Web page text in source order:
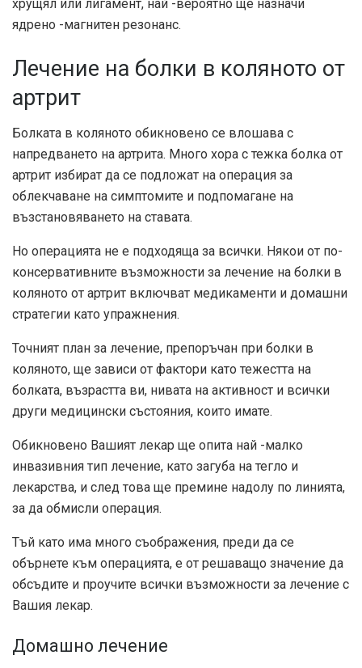
хрущял или лигамент, най -вероятно ще назначи
ядрено -магнитен резонанс.
Лечение на болки в коляното от
артрит
Болката в коляното обикновено се влошава с
напредването на артрита. Много хора с тежка болка от
артрит избират да се подложат на операция за
облекчаване на симптомите и подпомагане на
възстановяването на ставата.
Но операцията не е подходяща за всички. Някои от по-
консервативните възможности за лечение на болки в
коляното от артрит включват медикаменти и домашни
стратегии като упражнения.
Точният план за лечение, препоръчан при болки в
коляното, ще зависи от фактори като тежестта на
болката, възрастта ви, нивата на активност и всички
други медицински състояния, които имате.
Обикновено Вашият лекар ще опита най -малко
инвазивния тип лечение, като загуба на тегло и
лекарства, и след това ще премине надолу по линията,
за да обмисли операция.
Тъй като има много съображения, преди да се
обърнете към операцията, е от решаващо значение да
обсъдите и проучите всички възможности за лечение с
Вашия лекар.
Домашно лечение